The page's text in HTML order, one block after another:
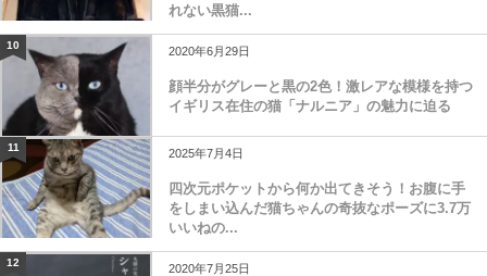
れない黒猫...
10 2020年6月29日
顔半分がグレーと黒の2色！激レアな模様を持つ
イギリス在住の猫「ナルニア」の魅力に迫る
11 2025年7月4日
四次元ポケットから何か出てきそう！お腹に手
をしまい込んだ猫ちゃんの奇抜なポーズに3.7万
いいねの...
12 2020年7月25日